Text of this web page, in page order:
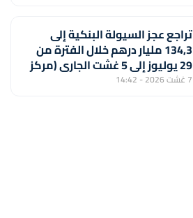
تراجع عجز السيولة البنكية إلى
134,3 مليار درهم خلال الفترة من
29 يوليوز إلى 5 غشت الجاري (مركز
أبحاث)
7 غشت 2026 - 14:42